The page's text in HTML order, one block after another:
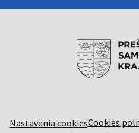
Nastavenia cookiesCookies